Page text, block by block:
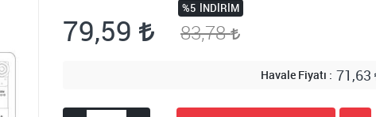
79,59
%5 İNDIRIM
83,78
Havale Fiyatı 71,63